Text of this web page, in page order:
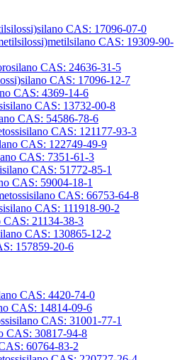
CAS: 17096-07-0
CAS: 19309-90-
CAS: 24636-31-5
CAS: 17096-12-7
CAS: 4369-14-6
CAS: 13732-00-8
CAS: 54586-78-6
CAS: 121177-93-3
CAS: 122749-49-9
CAS: 7351-61-3
CAS: 51772-85-1
CAS: 59004-18-1
CAS: 66753-64-8
CAS: 111918-90-2
CAS: 21134-38-3
CAS: 130865-12-2
157859-20-6
CAS: 4420-74-0
CAS: 14814-09-6
CAS: 31001-77-1
CAS: 30817-94-8
60764-83-2